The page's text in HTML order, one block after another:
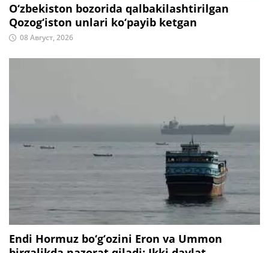
O‘zbekiston bozorida qalbakilashtirilgan
Qozog‘iston unlari ko‘payib ketgan
08 Август, 2026
Endi Hormuz bo‘g‘ozini Eron va Ummon